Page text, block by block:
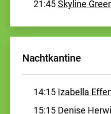
21:45Skyline
Nachtkantine
14:15 Izabella
15:15 Denise